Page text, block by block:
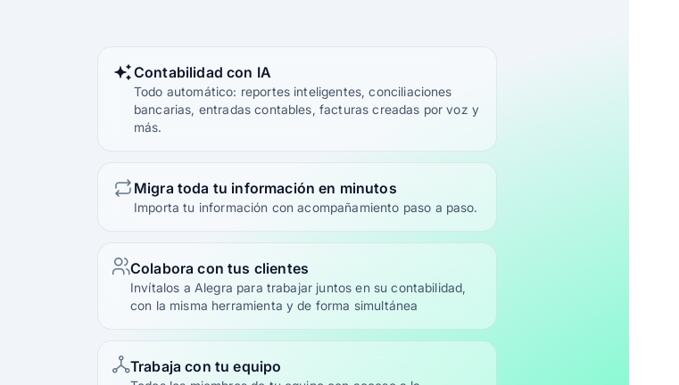
Contabilidad con IA
Todo automático: reportes inteligentes, conciliaciones
bancarias, entradas contables, facturas creadas por voz y
más.
Migra toda tu información en minutos
Importa tu información con acompañamiento paso a paso.
Colabora con tus clientes
Invítalos a Alegra para trabajar juntos en su contabilidad,
con la misma herramienta y de forma simultánea
Trabaja con tu equipo